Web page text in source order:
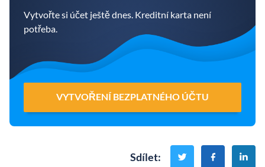
Vytvořte si účet ještě dnes. Kreditní karta není
potřeba.
VYTVOŘENÍ BEZPLATNÉHO ÚČTU
Sdílet: